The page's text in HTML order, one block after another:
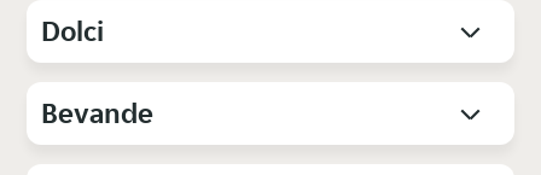
Dolci
Bevande